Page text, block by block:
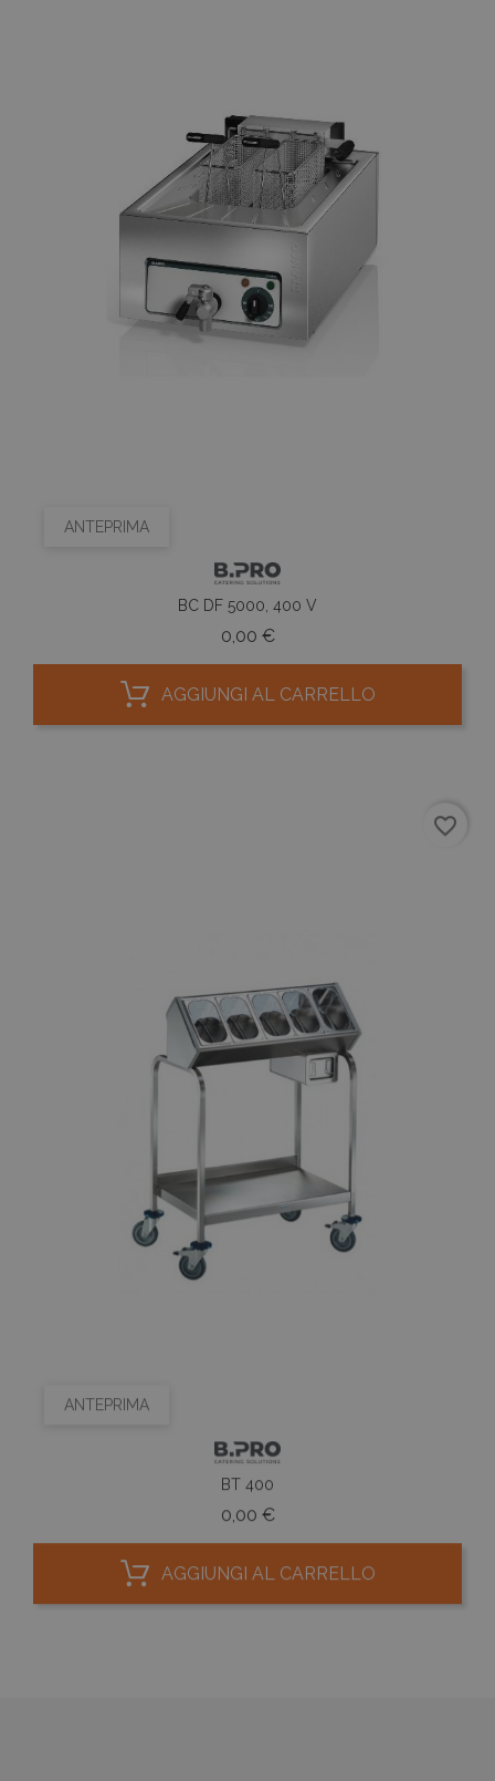
ANTEPRIMA
BC DF 5000, 400 V
0,00 €Prezzo
AGGIUNGI AL CARRELLO
ANTEPRIMA
BT 400
0,00 €Prezzo
AGGIUNGI AL CARRELLO
favorite_border